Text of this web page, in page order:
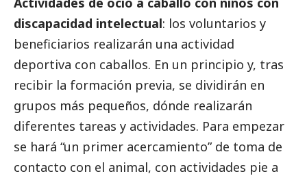
discapacidad intelectual: los voluntarios y
beneficiarios realizarán una actividad
deportiva con caballos. En un principio y, tras
recibir la formación previa, se dividirán en
grupos más pequeños, dónde realizarán
diferentes tareas y actividades. Para empezar
se hará “un primer acercamiento” de toma de
contacto con el animal, con actividades pie a